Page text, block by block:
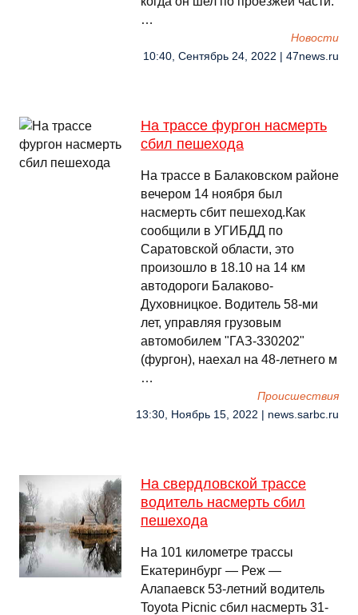
…
Новости
10:40, Сентябрь 24, 2022 | 47news.ru
На трассе фургон насмерть
сбил пешехода
На трассе в Балаковском районе
вечером 14 ноября был
насмерть сбит пешеход.Как
сообщили в УГИБДД по
Саратовской области, это
произошло в 18.10 на 14 км
автодороги Балаково-
Духовницкое. Водитель 58-ми
лет, управляя грузовым
автомобилем "ГАЗ-330202"
(фургон), наехал на 48-летнего м
…
Происшествия
13:30, Ноябрь 15, 2022 | news.sarbc.ru
На свердловской трассе
водитель насмерть сбил
пешехода
На 101 километре трассы
Екатеринбург — Реж —
Алапаевск 53-летний водитель
Toyota Picnic сбил насмерть 31-